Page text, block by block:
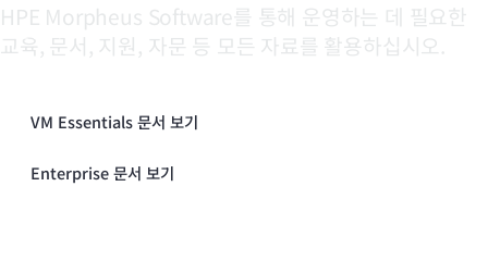
HPE Store에서 검색하고 구성한 다음 주문하십시오.
관련 자료
HPE Morpheus Software를 통해 운영하는 데 필요한
교육, 문서, 지원, 자문 등 모든 자료를 활용하십시오.
VM Essentials 문서 보기
Enterprise 문서 보기